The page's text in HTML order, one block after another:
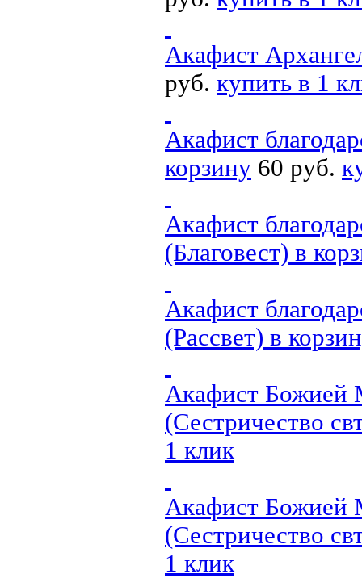
Акафист
руб. купить в 1
Акафист
корзину 60 руб.
Акафист
(Благовест) в
Акафист
(Рассвет) в
Акафист Божией
(Сестричество
1 клик
Акафист Божией
(Сестричество
1 клик